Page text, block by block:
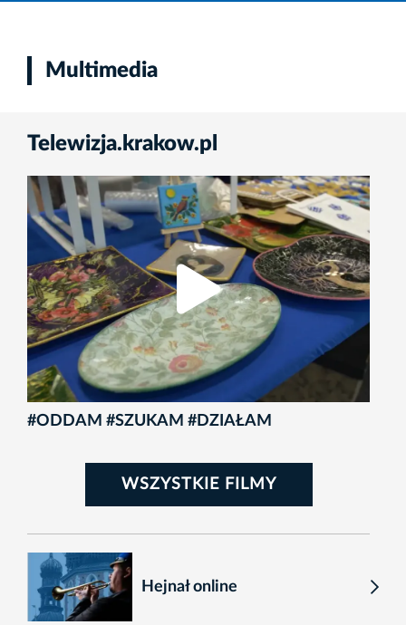
Multimedia
Telewizja.krakow.pl
#ODDAM #SZUKAM #DZIAŁAM
WSZYSTKIE FILMY
Hejnał online